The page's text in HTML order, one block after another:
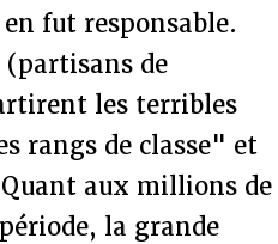
fut responsable.
(partisans de
les terribles
rangs de classe" et
aux millions de
la grande